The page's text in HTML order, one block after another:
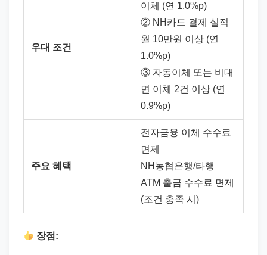
우대 조건
이체 (연 1.0%p)
② NH카드 결제 실적
월 10만원 이상 (연
1.0%p)
③ 자동이체 또는 비대
면 이체 2건 이상 (연
0.9%p)
주요 혜택
전자금융 이체 수수료
면제
NH농협은행/타행
ATM 출금 수수료 면제
(조건 충족 시)
장점: